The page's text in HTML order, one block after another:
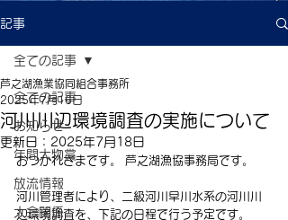
記事
全ての記事
お知らせ
年間大物賞
放流情報
大会関係
全ての記事
河川川辺環境調査の実施について
芦之湖漁業協同組合事務所
2025年7月16日
更新日： 2025年7月18日
おつかれさまです。 芦之湖漁協事務局です。
河川管理者により、二級河川早川水系の河川川
辺環境調査を、下記の日程で行う予定です。